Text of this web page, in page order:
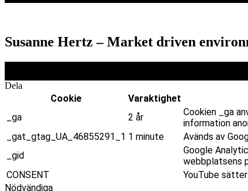
Susanne Hertz – Market driven
Dela
Cookie Varaktighet
_ga
2 år
Cookien _ga
information
_gat_gtag_UA_46855291_1 1 minute
Avänds av
_gid
Google
webbplatsens
CONSENT
YouTube
Nödvändiga